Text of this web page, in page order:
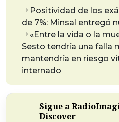
Positividad de los
de 7%: Minsal entregó
«Entre la vida o la
Sesto tendría una falla
mantendría en riesgo
internado
Sigue a
Discover